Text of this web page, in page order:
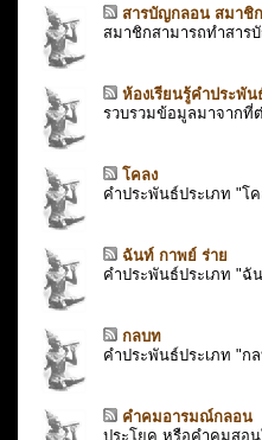
สารบัญกลอน สมาชิ
สมาชิกสามารถทำสาร
ห้องเรียนรู้คำประพัน
รวบรวมข้อมูลมาจากที่
โคลง
คำประพันธ์ประเภท "โ
ฉันท์ กาพย์ ร่าย
คำประพันธ์ประเภท "ฉั
กลบท
คำประพันธ์ประเภท "
คำคมอารมณ์กลอน
ประโยค หรือคำคมสอน